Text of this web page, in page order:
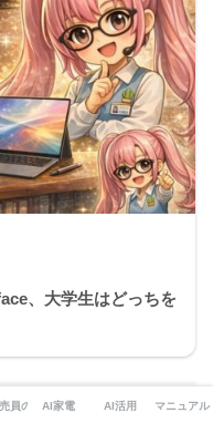
、大学生はどっちを
員の本音AI家電 AI活用 マニュアル